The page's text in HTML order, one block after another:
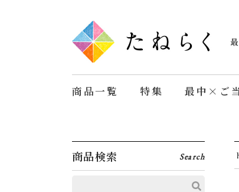
商品一覧 特集 最中×ご
商品検索 Search